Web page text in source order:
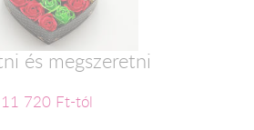
és megszeretni
11 720 Ft-tól